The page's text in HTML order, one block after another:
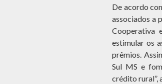
De acordo
associados a
Cooperativa
estimular os
prêmios.
Sul MS e
crédito rural”,